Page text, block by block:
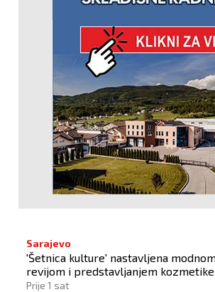
Sarajevo
'Šetnica kulture' nastavljena
revijom i predstavljanjem kozmetike
Prije 1 sat